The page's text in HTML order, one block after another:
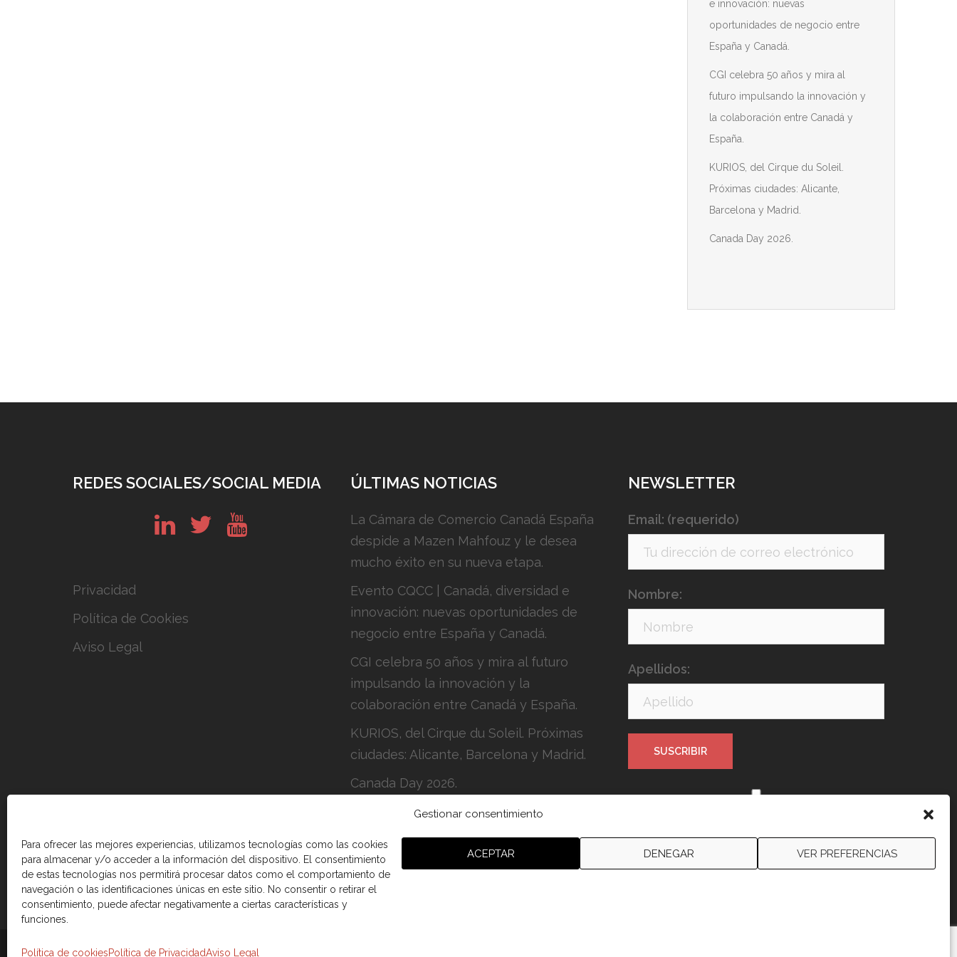
Gestionar consentimiento
Para ofrecer las mejores experiencias, utilizamos tecnologías como las cookies
para almacenar y/o acceder a la información del dispositivo. El consentimiento
de estas tecnologías nos permitirá procesar datos como el comportamiento de
navegación o las identificaciones únicas en este sitio. No consentir o retirar el
consentimiento, puede afectar negativamente a ciertas características y
funciones.
ACEPTAR DENEGAR VER PREFERENCIAS
Política de cookiesPolítica de PrivacidadAviso Legal
e innovación: nuevas
oportunidades de negocio entre
España y Canadá.
CGI celebra 50 años y mira al
futuro impulsando la innovación y
la colaboración entre Canadá y
España.
KURIOS, del Cirque du Soleil.
Próximas ciudades: Alicante,
Barcelona y Madrid.
Canada Day 2026.
REDES SOCIALES/SOCIAL MEDIA
Privacidad
Política de Cookies
Aviso Legal
ÚLTIMAS NOTICIAS
La Cámara de Comercio Canadá España
despide a Mazen Mahfouz y le desea
mucho éxito en su nueva etapa.
Evento CQCC | Canadá, diversidad e
innovación: nuevas oportunidades de
negocio entre España y Canadá.
CGI celebra 50 años y mira al futuro
impulsando la innovación y la
colaboración entre Canadá y España.
KURIOS, del Cirque du Soleil. Próximas
ciudades: Alicante, Barcelona y Madrid.
Canada Day 2026.
NEWSLETTER
Email: (requerido)
Nombre:
Apellidos:
condiciones
© 2026 Cámara de comercio Canadá España.